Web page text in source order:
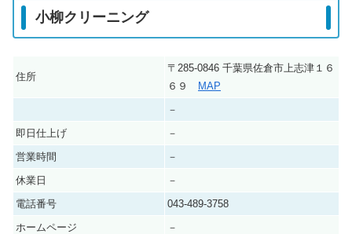
小柳クリーニング
住所
〒285-0846 千葉県佐倉市上志津１６
６９
MAP
－
即日仕上げ
－
営業時間
－
休業日
－
電話番号
043-489-3758
ホームページ
－